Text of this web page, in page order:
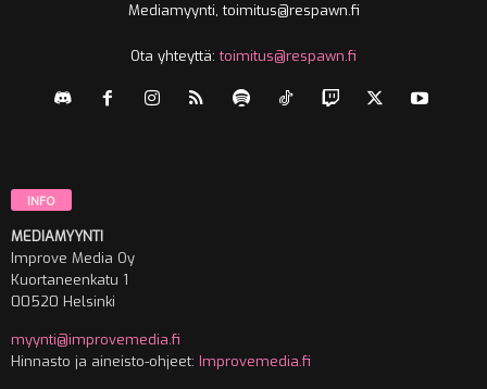
Mediamyynti, toimitus@respawn.fi
Ota yhteyttä:toimitus@respawn.fi
INFO
MEDIAMYYNTI
Improve Media Oy
Kuortaneenkatu 1
00520 Helsinki
myynti@improvemedia.fi
Hinnasto ja aineisto-ohjeet: Improvemedia.fi